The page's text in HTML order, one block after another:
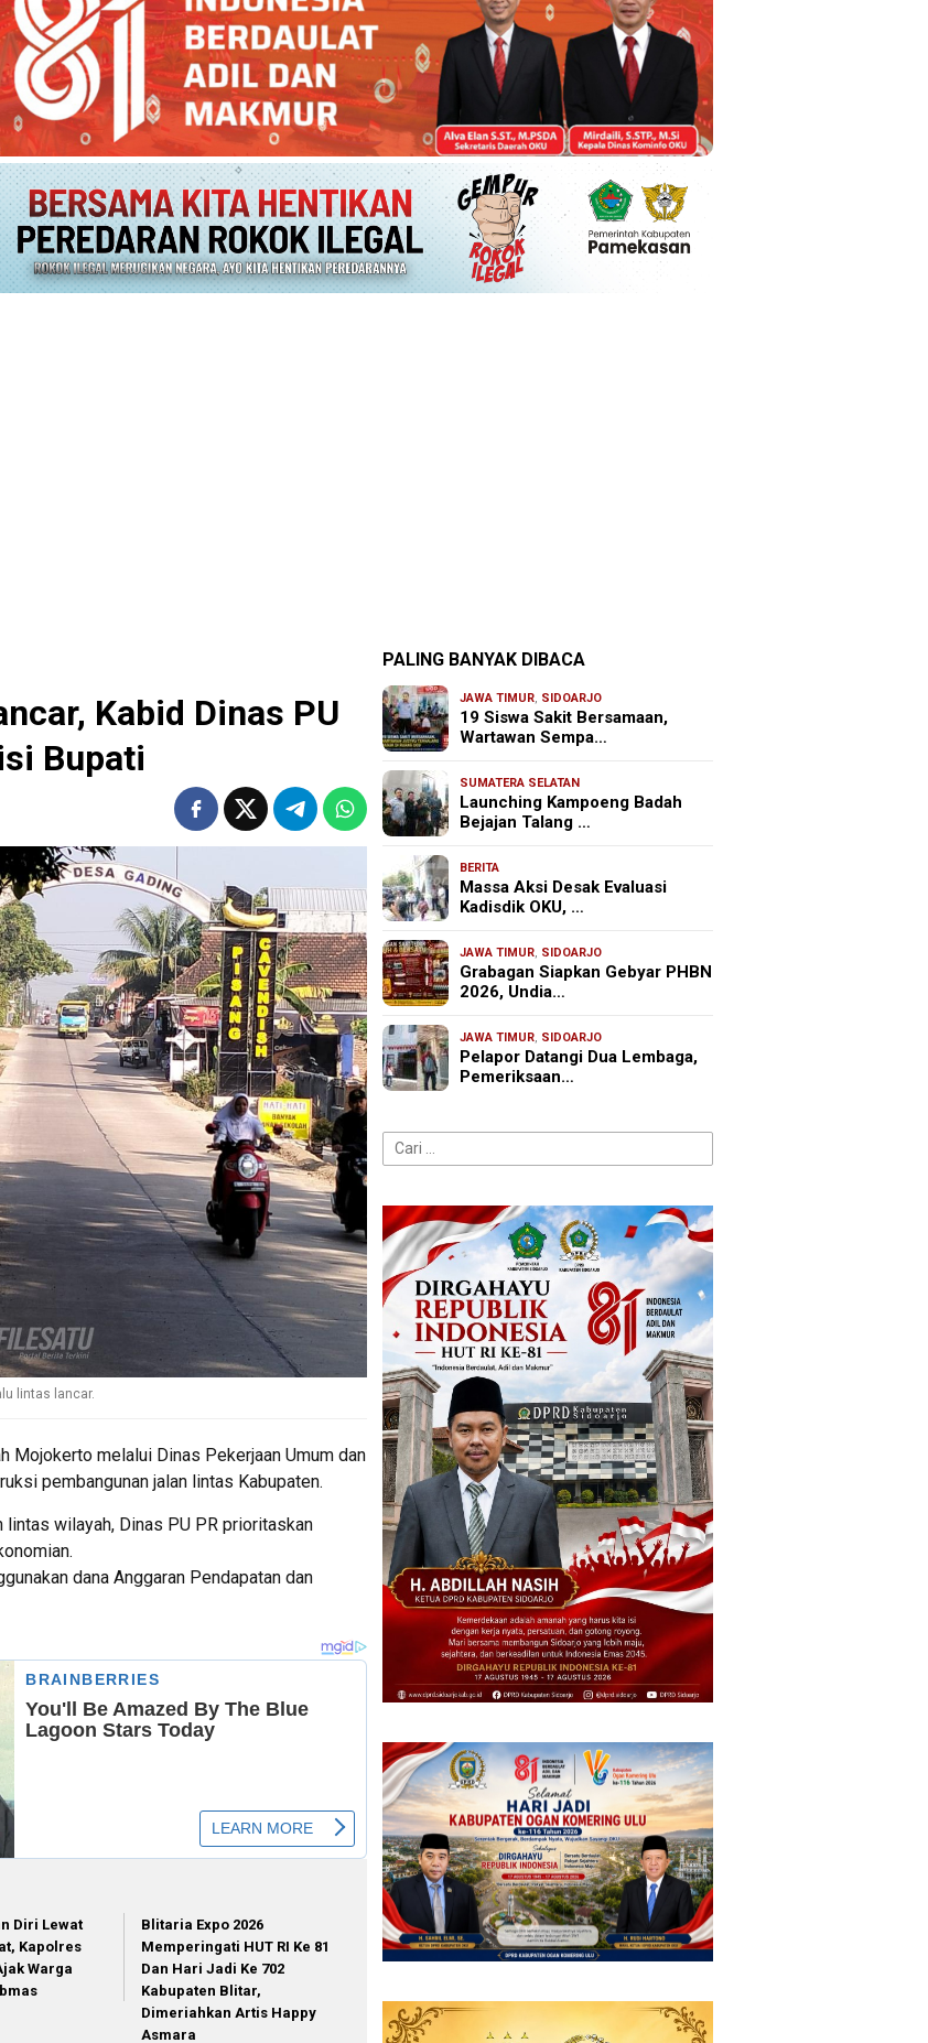
Kabid Dinas PU
Bupati
lintas lancar.
Mojokerto melalui Dinas Pekerjaan Umum dan
pembangunan jalan lintas Kabupaten.
wilayah, Dinas PU PR prioritaskan
dana Anggaran Pendapatan dan
Diri Lewat
Kapolres
Warga
Blitaria Expo 2026
Memperingati HUT RI Ke 81
Dan Hari Jadi Ke 702
Kabupaten Blitar,
Dimeriahkan Artis Happy
Asmara
PALING BANYAK DIBACA
JAWA TIMUR, SIDOARJO
19 Siswa Sakit Bersamaan,
Wartawan Sempa…
SUMATERA SELATAN
Launching Kampoeng Badah
Bejajan Talang …
BERITA
Massa Aksi Desak Evaluasi
Kadisdik OKU, …
JAWA TIMUR, SIDOARJO
Grabagan Siapkan Gebyar PHBN
2026, Undia…
JAWA TIMUR, SIDOARJO
Pelapor Datangi Dua Lembaga,
Pemeriksaan…
Cari
untuk: